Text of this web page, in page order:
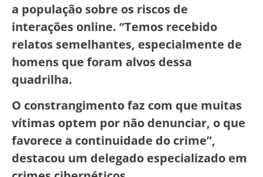
a população sobre os riscos de
interações online. “Temos recebido
relatos semelhantes, especialmente de
homens que foram alvos dessa
quadrilha.
O constrangimento faz com que muitas
vítimas optem por não denunciar, o que
favorece a continuidade do crime”,
destacou um delegado especializado em